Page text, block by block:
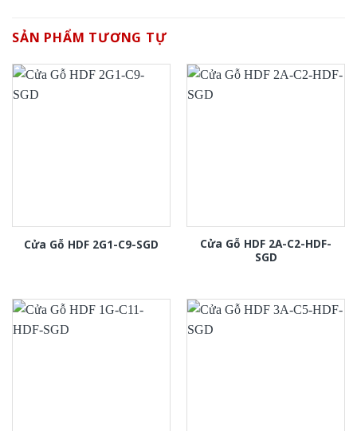
SẢN PHẨM TƯƠNG TỰ
Cửa Gỗ HDF 2G1-C9-SGD
Cửa Gỗ HDF 2A-C2-HDF-
SGD